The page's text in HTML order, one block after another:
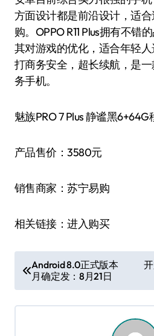
方面设计都是前沿设计，适
购。OPPO R11 Plus拥有不错
其对游戏的优化，适合年轻人
打商务安全，超长续航，是
务手机。
魅族PRO 7 Plus 静谧黑
产品售价：3580元
销售商家：苏宁易购
相关链接：进入购买
章
导
Android 8.0正式版本
月确定发：8月21日